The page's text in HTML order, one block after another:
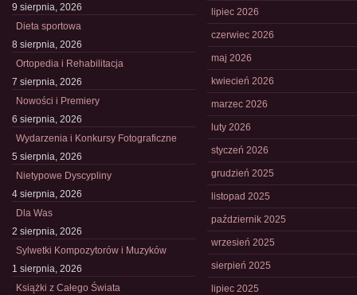
9 sierpnia, 2026
Dieta sportowa
8 sierpnia, 2026
Ortopedia i Rehabilitacja
7 sierpnia, 2026
Nowości i Premiery
6 sierpnia, 2026
Wydarzenia i Konkursy Fotograficzne
5 sierpnia, 2026
Nietypowe Dyscypliny
4 sierpnia, 2026
Dla Was
2 sierpnia, 2026
Sylwetki Kompozytorów i Muzyków
1 sierpnia, 2026
Książki z Całego Świata
lipiec 2026
czerwiec 2026
maj 2026
kwiecień 2026
marzec 2026
luty 2026
styczeń 2026
grudzień 2025
listopad 2025
październik 2025
wrzesień 2025
sierpień 2025
lipiec 2025